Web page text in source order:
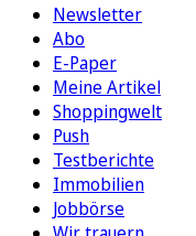
Newsletter
Abo
E-Paper
Meine Artikel
Shoppingwelt
Push
Testberichte
Immobilien
Jobbörse